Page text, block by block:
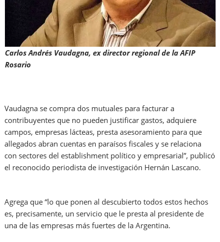
Carlos Andrés Vaudagna, ex director regional de la AFIP
Rosario
Vaudagna se compra dos mutuales para facturar a
contribuyentes que no pueden justificar gastos, adquiere
campos, empresas lácteas, presta asesoramiento para que
allegados abran cuentas en paraísos fiscales y se relaciona
con sectores del establishment político y empresarial”, publicó
el reconocido periodista de investigación Hernán Lascano.
Agrega que “lo que ponen al descubierto todos estos hechos
es, precisamente, un servicio que le presta al presidente de
una de las empresas más fuertes de la Argentina.